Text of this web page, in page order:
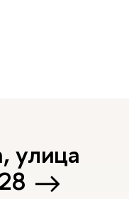
улица